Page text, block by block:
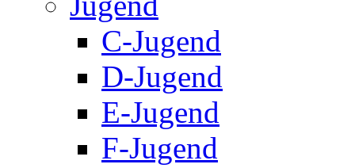
C-Jugend
D-Jugend
E-Jugend
F-Jugend